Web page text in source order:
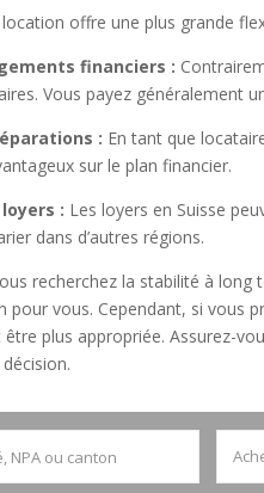
location offre une plus grande
financiers :
Vous payez généralement
: En tant que
sur le plan financier.
: Les loyers en Suisse
dans d’autres régions.
recherchez la stabilité à
pour vous. Cependant, si vous
plus appropriée. Assurez-